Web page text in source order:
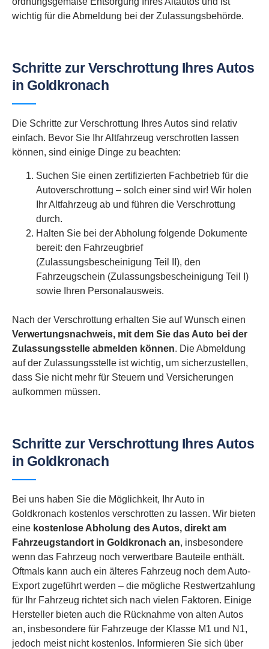
wichtig für die Abmeldung bei der Zulassungsbehörde.
Schritte zur Verschrottung Ihres Autos
in Goldkronach
Die Schritte zur Verschrottung Ihres Autos sind relativ
einfach. Bevor Sie Ihr Altfahrzeug verschrotten lassen
können, sind einige Dinge zu beachten:
Suchen Sie einen zertifizierten Fachbetrieb für die
Autoverschrottung – solch einer sind wir! Wir holen
Ihr Altfahrzeug ab und führen die Verschrottung
durch.
Halten Sie bei der Abholung folgende Dokumente
bereit: den Fahrzeugbrief
(Zulassungsbescheinigung Teil II), den
Fahrzeugschein (Zulassungsbescheinigung Teil I)
sowie Ihren Personalausweis.
Nach der Verschrottung erhalten Sie auf Wunsch einen
Verwertungsnachweis, mit dem Sie das Auto bei der
Zulassungsstelle abmelden können. Die Abmeldung
auf der Zulassungsstelle ist wichtig, um sicherzustellen,
dass Sie nicht mehr für Steuern und Versicherungen
aufkommen müssen.
Schritte zur Verschrottung Ihres Autos
in Goldkronach
Bei uns haben Sie die Möglichkeit, Ihr Auto in
Goldkronach kostenlos verschrotten zu lassen. Wir bieten
eine kostenlose Abholung des Autos, direkt am
Fahrzeugstandort in Goldkronach an, insbesondere
wenn das Fahrzeug noch verwertbare Bauteile enthält.
Oftmals kann auch ein älteres Fahrzeug noch dem Auto-
Export zugeführt werden – die mögliche Restwertzahlung
für Ihr Fahrzeug richtet sich nach vielen Faktoren. Einige
Hersteller bieten auch die Rücknahme von alten Autos
an, insbesondere für Fahrzeuge der Klasse M1 und N1,
jedoch meist nicht kostenlos. Informieren Sie sich über